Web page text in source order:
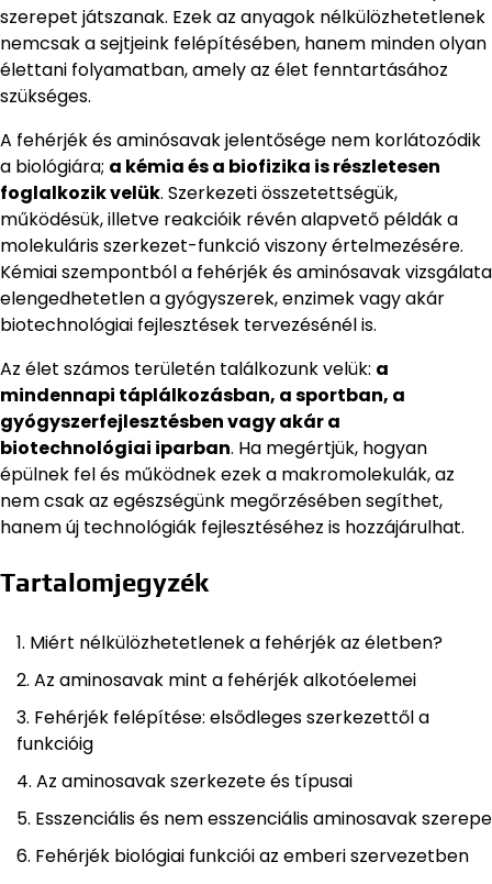
szerepet játszanak. Ezek az anyagok nélkülözhetetlenek
nemcsak a sejtjeink felépítésében, hanem minden olyan
élettani folyamatban, amely az élet fenntartásához
szükséges.
A fehérjék és aminósavak jelentősége nem korlátozódik
a biológiára; a kémia és a biofizika is részletesen
foglalkozik velük. Szerkezeti összetettségük,
működésük, illetve reakcióik révén alapvető példák a
molekuláris szerkezet-funkció viszony értelmezésére.
Kémiai szempontból a fehérjék és aminósavak vizsgálata
elengedhetetlen a gyógyszerek, enzimek vagy akár
biotechnológiai fejlesztések tervezésénél is.
Az élet számos területén találkozunk velük: a
mindennapi táplálkozásban, a sportban, a
gyógyszerfejlesztésben vagy akár a
biotechnológiai iparban. Ha megértjük, hogyan
épülnek fel és működnek ezek a makromolekulák, az
nem csak az egészségünk megőrzésében segíthet,
hanem új technológiák fejlesztéséhez is hozzájárulhat.
Tartalomjegyzék
Miért nélkülözhetetlenek a fehérjék az életben?
Az aminosavak mint a fehérjék alkotóelemei
Fehérjék felépítése: elsődleges szerkezettől a
funkcióig
Az aminosavak szerkezete és típusai
Esszenciális és nem esszenciális aminosavak szerepe
Fehérjék biológiai funkciói az emberi szervezetben